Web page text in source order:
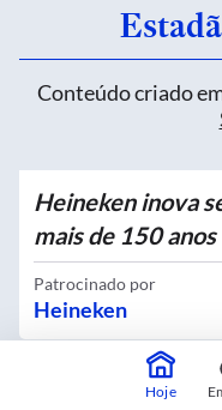
Conteúdo criado
Heineken inova
mais de 150 anos
Patrocinado por
Heineken
Hoje